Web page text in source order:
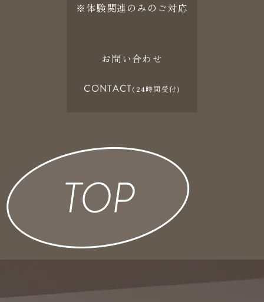
※体験関連のみのご対応
お問い合わせ
CONTACT(24時間受付)